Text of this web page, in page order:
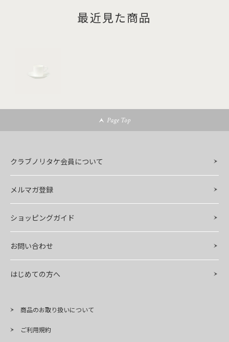
最近見た商品
Page Top
クラブノリタケ会員について
メルマガ登録
ショッピングガイド
お問い合わせ
はじめての方へ
商品のお取り扱いについて
ご利用規約